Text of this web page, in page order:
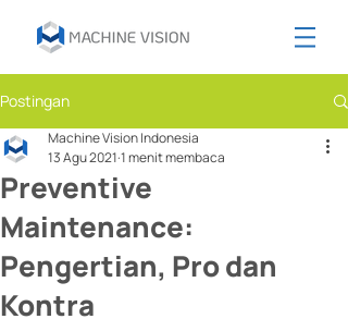
Postingan
Preventive
Maintenance:
Pengertian, Pro dan
Kontra
Machine Vision Indonesia
13 Agu 2021 1 menit membaca